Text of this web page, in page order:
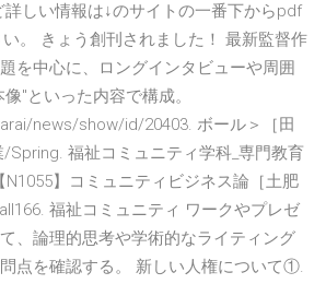
詳しい情報は↓のサイトの一番下からpdf
。 きょう創刊されました！ 最新監督作
を中心に、ロングインタビューや周囲
"といった内容で構成。
news/show/id/20403. ボール＞［田
Spring. 福祉コミュニティ学科_専門教育
N1055】コミュニティビジネス論［土肥
福祉コミュニティ ワークやプレゼ
、論理的思考や学術的なライティング
点を確認する。 新しい人権について①.